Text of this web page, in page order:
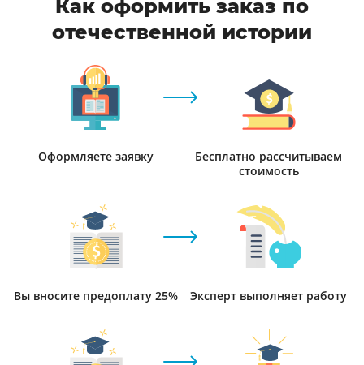
Как оформить заказ по
отечественной истории
Оформляете заявку
Бесплатно рассчитываем
стоимость
Вы вносите предоплату 25% Эксперт выполняет работу